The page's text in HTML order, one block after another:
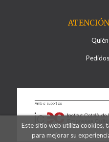
Este sitio web utiliza cookies,
para mejorar su